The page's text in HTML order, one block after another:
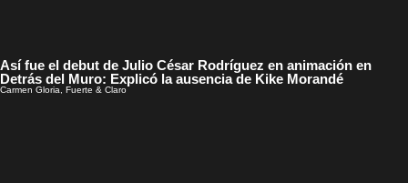
Así fue el debut de Julio César Rodríguez en animación en
Detrás del Muro: Explicó la ausencia de Kike Morandé
Carmen Gloria, Fuerte & Claro